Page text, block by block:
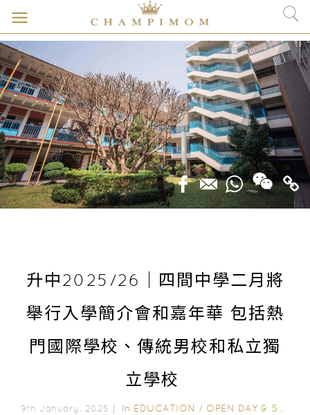
升中2025/26｜四間中學二月將
舉行入學簡介會和嘉年華 包括熱
門國際學校、傳統男校和私立獨
立學校
9th January, 2025｜ In EDUCATION / OPEN DAY & SCHOOL EVENTS